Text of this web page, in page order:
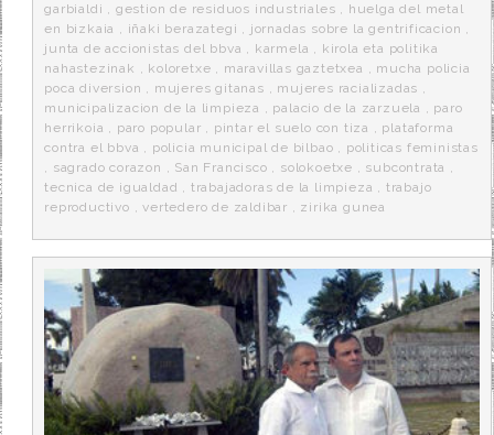
garbialdi , gestion de residuos industriales , huelga del metal
en bizkaia , iñaki berazategi , jornadas sobre la gentrificacion ,
junta de accionistas del bbva , karmela , kirola eta politika
nahastezinak , koloretxe , maravillas gaztetxea , mucha policia
poca diversion , mujeres gitanas , mujeres racializadas ,
municipalizacion de la limpieza , palacio de la zarzuela , paro
herrikoia , paro popular , pintar el suelo con tiza , plataforma
contra el bbva , policia municipal de bilbao , politicas feministas
, sagrado corazon , San Francisco , solokoetxe , subcontrata ,
tecnica de igualdad , trabajadoras de la limpieza , trabajo
reproductivo ,vertedero de zaldibar , zirika gunea